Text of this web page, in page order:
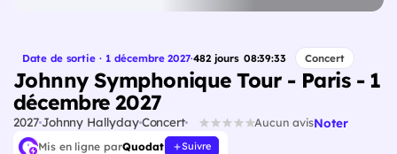
Date de sortie · 1 décembre 2027·482jours 08:39:32 Concert
Johnny Symphonique Tour - Paris - 1
décembre 2027
2027Johnny HallydayConcert Aucun avisNoter
Mis en ligne parQuodat Suivre